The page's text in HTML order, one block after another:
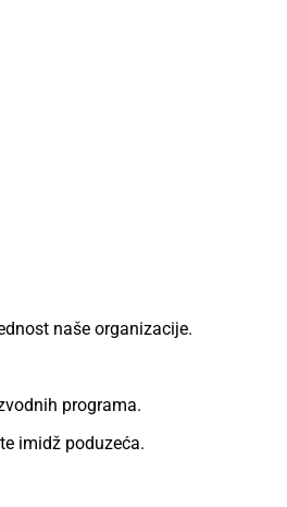
naše organizacije.
programa.
imidž poduzeća.